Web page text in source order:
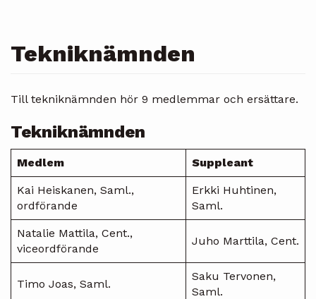
Tekniknämnden
Till tekniknämnden hör 9 medlemmar och ersättare.
Tekniknämnden
Medlem Suppleant
Kai Heiskanen, Saml.,
ordförande
Erkki Huhtinen,
Saml.
Natalie Mattila, Cent.,
viceordförande
Juho Marttila, Cent.
Timo Joas, Saml.
Saku Tervonen,
Saml.